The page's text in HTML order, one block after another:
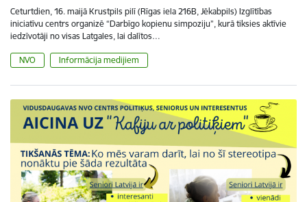
Ceturtdien, 16. maijā Krustpils pilī (Rīgas iela 216B, Jēkabpils) Izglītības
iniciatīvu centrs organizē “Darbīgo kopienu simpoziju”, kurā tiksies aktīvie
iedzīvotāji no visas Latgales, lai dalītos…
NVO Informācija medijiem